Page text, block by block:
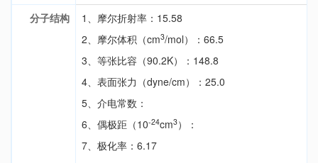
分子结构
1、摩尔折射率：15.58
2、摩尔体积（cm3/mol）：66.5
3、等张比容（90.2K）：148.8
4、表面张力（dyne/cm）：25.0
5、介电常数：
6、偶极距（10-24cm3）：
7、极化率：6.17